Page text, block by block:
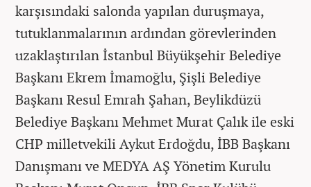
karşısındaki salonda yapılan duruşmaya,
tutuklanmalarının ardından görevlerinden
uzaklaştırılan İstanbul Büyükşehir Belediye
Başkanı Ekrem İmamoğlu, Şişli Belediye
Başkanı Resul Emrah Şahan, Beylikdüzü
Belediye Başkanı Mehmet Murat Çalık ile eski
CHP milletvekili Aykut Erdoğdu, İBB Başkanı
Danışmanı ve MEDYA AŞ Yönetim Kurulu